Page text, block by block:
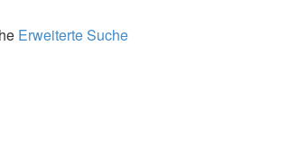
Erweiterte Suche